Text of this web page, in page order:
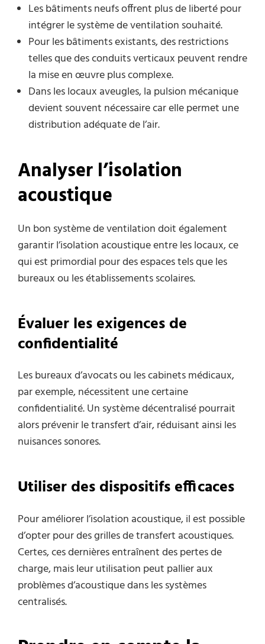
Les bâtiments neufs offrent plus de liberté pour
intégrer le système de ventilation souhaité.
Pour les bâtiments existants, des restrictions
telles que des conduits verticaux peuvent rendre
la mise en œuvre plus complexe.
Dans les locaux aveugles, la pulsion mécanique
devient souvent nécessaire car elle permet une
distribution adéquate de l’air.
Analyser l’isolation
acoustique
Un bon système de ventilation doit également
garantir l’isolation acoustique entre les locaux, ce
qui est primordial pour des espaces tels que les
bureaux ou les établissements scolaires.
Évaluer les exigences de
confidentialité
Les bureaux d’avocats ou les cabinets médicaux,
par exemple, nécessitent une certaine
confidentialité. Un système décentralisé pourrait
alors prévenir le transfert d’air, réduisant ainsi les
nuisances sonores.
Utiliser des dispositifs efficaces
Pour améliorer l’isolation acoustique, il est possible
d’opter pour des grilles de transfert acoustiques.
Certes, ces dernières entraînent des pertes de
charge, mais leur utilisation peut pallier aux
problèmes d’acoustique dans les systèmes
centralisés.